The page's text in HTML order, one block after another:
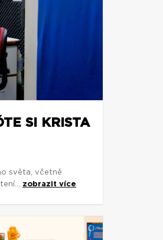
SI KRISTA
světa, včetně
zobrazit více